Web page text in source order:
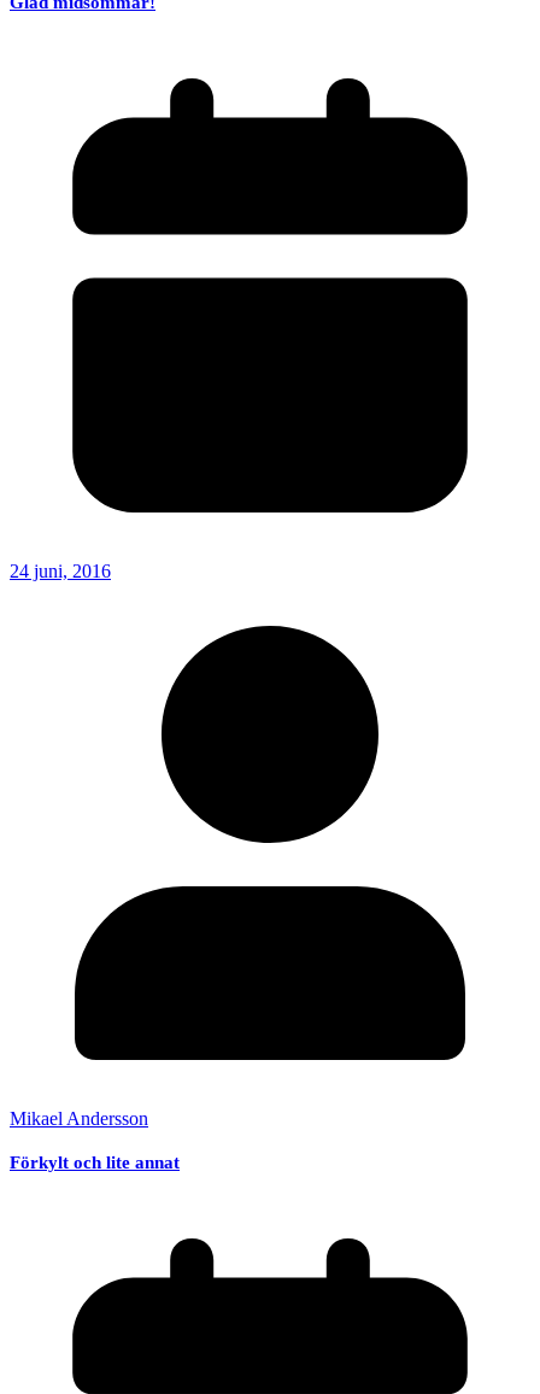
24 juni, 2016
Mikael Andersson
Förkylt och lite annat